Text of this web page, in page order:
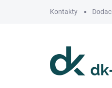
Kontakty